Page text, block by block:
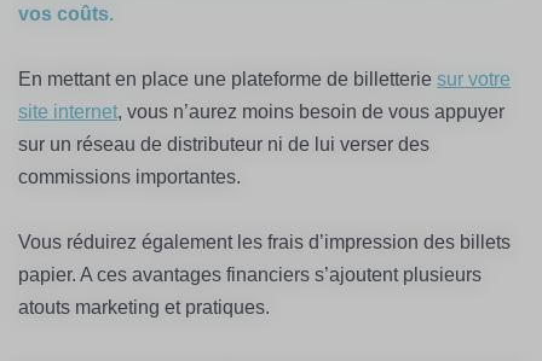
vos coûts.
En mettant en place une plateforme de billetterie sur votre
site internet, vous n’aurez moins besoin de vous appuyer
sur un réseau de distributeur ni de lui verser des
commissions importantes.
Vous réduirez également les frais d’impression des billets
papier. A ces avantages financiers s’ajoutent plusieurs
atouts marketing et pratiques.